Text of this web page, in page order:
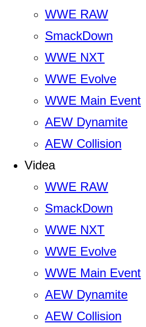
WWE RAW
SmackDown
WWE NXT
WWE Evolve
WWE Main Event
AEW Dynamite
AEW Collision
Videa
WWE RAW
SmackDown
WWE NXT
WWE Evolve
WWE Main Event
AEW Dynamite
AEW Collision